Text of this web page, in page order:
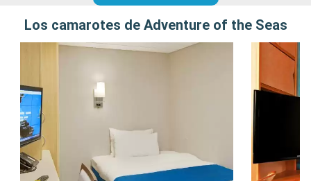
Los camarotes de Adventure of the Seas